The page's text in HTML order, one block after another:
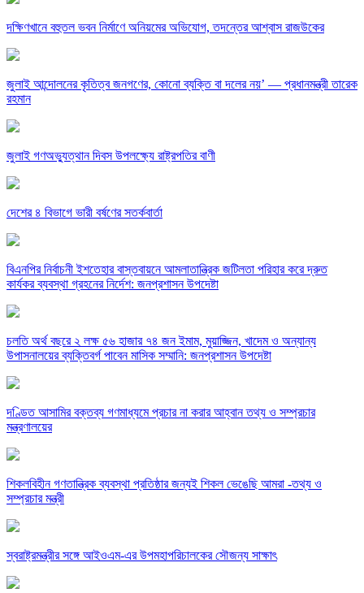
দক্ষিণখানে বহুতল ভবন নির্মাণে অনিয়মের অভিযোগ, তদন্তের আশ্বাস রাজউকের
জুলাই আন্দোলনের কৃতিত্ব জনগণের, কোনো ব্যক্তি বা দলের নয়’ — প্রধানমন্ত্রী তারেক
রহমান
জুলাই গণঅভ্যুত্থান দিবস উপলক্ষ্যে রাষ্ট্রপতির বাণী
দেশের ৪ বিভাগে ভারী বর্ষণের সতর্কবার্তা
বিএনপির নির্বাচনী ইশতেহার বাস্তবায়নে আমলাতান্ত্রিক জটিলতা পরিহার করে দ্রুত
কার্যকর ব্যবস্থা গ্রহনের নির্দেশ: জনপ্রশাসন উপদেষ্টা
চলতি অর্থ বছরে ২ লক্ষ ৫৬ হাজার ৭৪ জন ইমাম, মুয়াজ্জিন, খাদেম ও অন্যান্য
উপাসনালয়ের ব্যক্তিবর্গ পাবেন মাসিক সম্মানি: জনপ্রশাসন উপদেষ্টা
দণ্ডিত আসামির বক্তব্য গণমাধ্যমে প্রচার না করার আহ্বান তথ্য ও সম্প্রচার
মন্ত্রণালয়ের
শিকলবিহীন গণতান্ত্রিক ব্যবস্থা প্রতিষ্ঠার জন্যই শিকল ভেঙেছি আমরা -তথ্য ও
সম্প্রচার মন্ত্রী
স্বরাষ্ট্রমন্ত্রীর সঙ্গে আইওএম-এর উপমহাপরিচালকের সৌজন্য সাক্ষাৎ